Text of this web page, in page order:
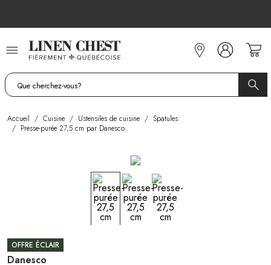
contenu
Accueil / Cuisine / Ustensiles de cuisine / Spatules
/ Presse-purée 27,5 cm par Danesco
OFFRE ÉCLAIR
Danesco